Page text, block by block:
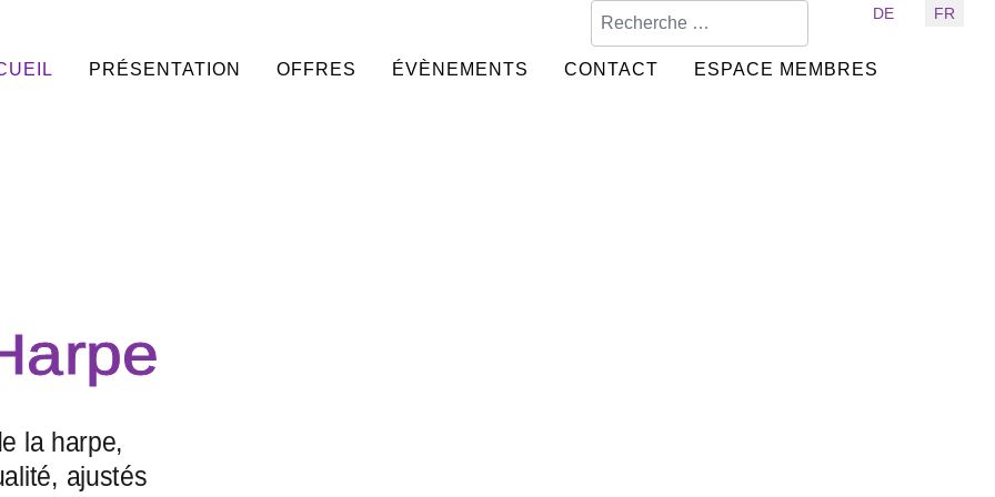
Sélectionnez votre langue
DE FR
PRÉSENTATION OFFRES ÉVÈNEMENTS CONTACT ESPACE MEMBRES